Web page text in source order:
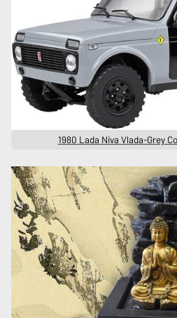
1980 Lada Niva Vlada-Grey